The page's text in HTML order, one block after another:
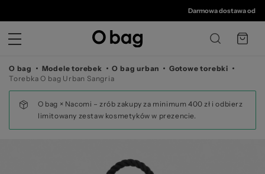
©
Darmowa dostawa od 350 zł
O bag Modele torebek O bag urban
Gotowe torebki
Torebka O bag Urban Sangria
O bag × Nacomi – zrób zakupy za minimum 400 zł i odbierz
limitowany zestaw kosmetyków w prezencie.